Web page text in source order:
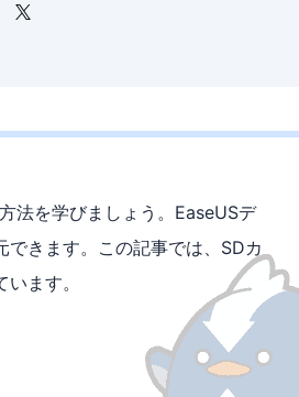

法を学びましょう。EaseUSデ
きます。この記事では、SDカ
ます。